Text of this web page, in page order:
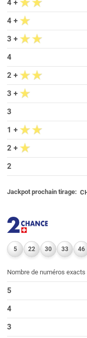
4 +
4 +
3 +
4
2 +
3 +
3
1 +
2 +
2
Jackpot prochain tirage:
5 22 30 33 46
Nombre de numéros exacts
5
4
3